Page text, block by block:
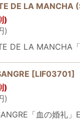
DE LA MANCHA
)
)
DE LA MANCHA
[LIF03701]
)
)
「血の婚礼